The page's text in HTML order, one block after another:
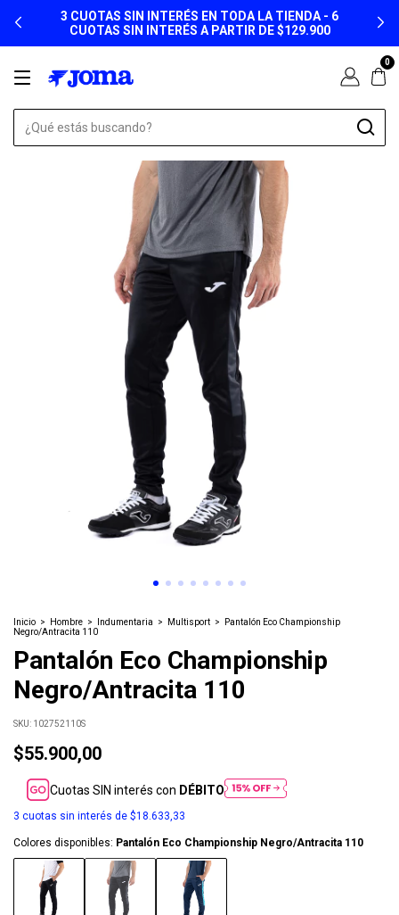
ENVÍO GRATIS A PARTIR DE $149.900
0
Inicio > Hombre > Indumentaria > Multisport >
Pantalón Eco Championship
Negro/Antracita 110
Pantalón Eco Championship
Negro/Antracita 110
SKU: 102752110S
$55.900,00
Cuotas SIN interés con DÉBITO
3 cuotas sin interés de $18.633,33
Colores disponibles: Pantalón Eco Championship Negro/Antracita 110